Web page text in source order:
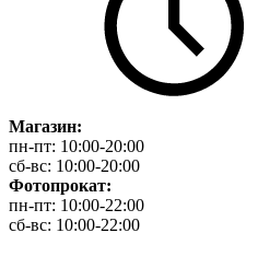
Магазин:
пн-пт: 10:00-20:00
сб-вс: 10:00-20:00
Фотопрокат:
пн-пт: 10:00-22:00
сб-вс: 10:00-22:00